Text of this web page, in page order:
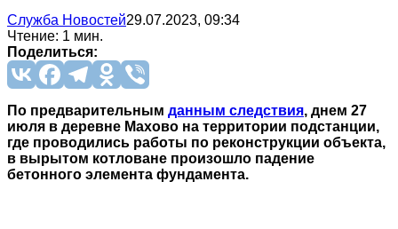
Служба Новостей29.07.2023, 09:34
Чтение: 1 мин.
Поделиться:
По предварительным данным следствия, днем 27
июля в деревне Махово на территории подстанции,
где проводились работы по реконструкции объекта,
в вырытом котловане произошло падение
бетонного элемента фундамента.